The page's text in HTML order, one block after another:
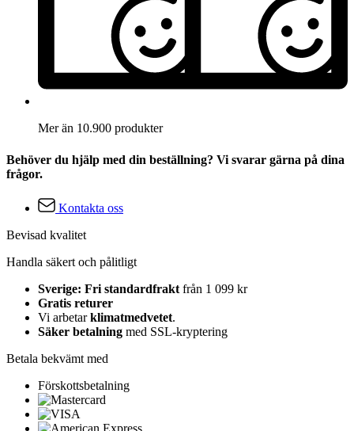
Mer än 10.900 produkter
Behöver du hjälp med din beställning? Vi svarar gärna på dina
frågor.
Kontakta oss
Bevisad kvalitet
Handla säkert och pålitligt
Sverige: Fri standardfrakt från 1 099 kr
Gratis returer
Vi arbetarklimatmedvetet.
Säker betalning med SSL-kryptering
Betala bekvämt med
Förskottsbetalning